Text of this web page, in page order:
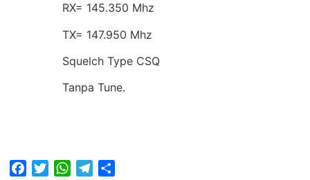
RX= 145.350 Mhz
TX= 147.950 Mhz
Squelch Type CSQ
Tanpa Tune.
FacebookTwitterWhatsAppTelegram